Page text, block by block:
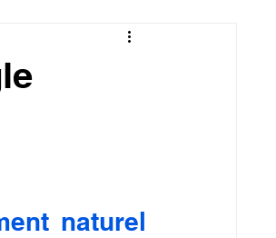
filament PETG carbone
naturel